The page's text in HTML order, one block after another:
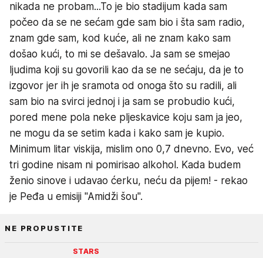
nikada ne probam...To je bio stadijum kada sam
počeo da se ne sećam gde sam bio i šta sam radio,
znam gde sam, kod kuće, ali ne znam kako sam
došao kući, to mi se dešavalo. Ja sam se smejao
ljudima koji su govorili kao da se ne sećaju, da je to
izgovor jer ih je sramota od onoga što su radili, ali
sam bio na svirci jednoj i ja sam se probudio kući,
pored mene pola neke pljeskavice koju sam ja jeo,
ne mogu da se setim kada i kako sam je kupio.
Minimum litar viskija, mislim ono 0,7 dnevno. Evo, već
tri godine nisam ni pomirisao alkohol. Kada budem
ženio sinove i udavao ćerku, neću da pijem! - rekao
je Peđa u emisiji "Amidži šou".
NE PROPUSTITE
STARS